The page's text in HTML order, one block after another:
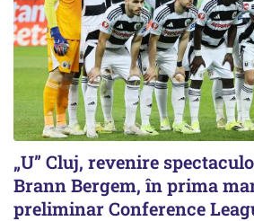
„U” Cluj, revenire
Brann Bergem, în prima
preliminar Conference